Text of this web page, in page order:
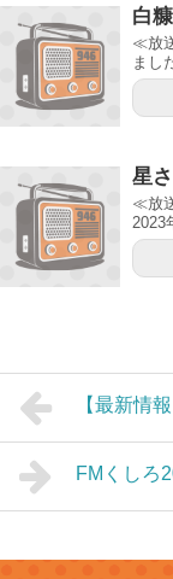
白
≪放
まし
星
≪放
2023
【最新情
FMくしろ